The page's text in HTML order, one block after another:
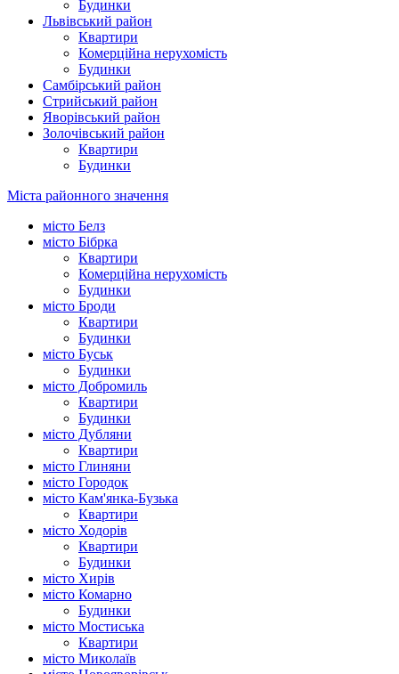
Будинки
Львівський район
Квартири
Комерційна нерухомість
Будинки
Самбірський район
Стрийський район
Яворівський район
Золочівський район
Квартири
Будинки
Міста районного значення
місто Белз
місто Бібрка
Квартири
Комерційна нерухомість
Будинки
місто Броди
Квартири
Будинки
місто Буськ
Будинки
місто Добромиль
Квартири
Будинки
місто Дубляни
Квартири
місто Глиняни
місто Городок
місто Кам'янка-Бузька
Квартири
місто Ходорів
Квартири
Будинки
місто Хирів
місто Комарно
Будинки
місто Мостиська
Квартири
місто Миколаїв